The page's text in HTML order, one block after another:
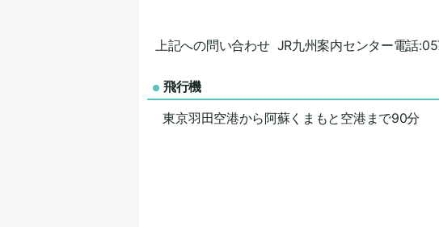
上記への問い合わせ JR九州案内センター電話
飛行機
東京羽田空港から阿蘇くまもと空港まで90分